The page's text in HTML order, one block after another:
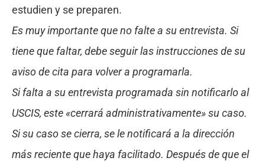
estudien y se preparen.
Es muy importante que no falte a su entrevista. Si
tiene que faltar, debe seguir las instrucciones de su
aviso de cita para volver a programarla.
Si falta a su entrevista programada sin notificarlo al
USCIS, este «cerrará administrativamente» su caso.
Si su caso se cierra, se le notificará a la dirección
más reciente que haya facilitado. Después de que el